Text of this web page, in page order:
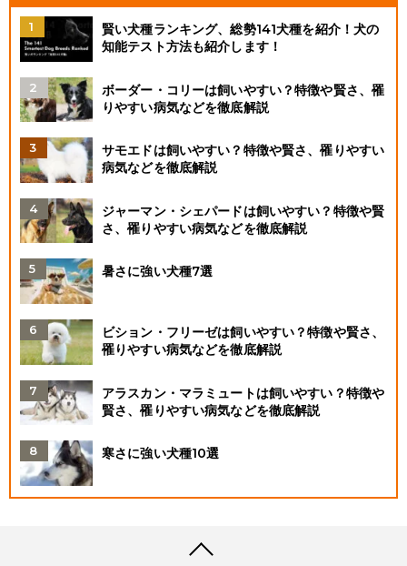
賢い犬種ランキング、総勢141犬種を紹介！犬の
知能テスト方法も紹介します！
ボーダー・コリーは飼いやすい？特徴や賢さ、罹
りやすい病気などを徹底解説
サモエドは飼いやすい？特徴や賢さ、罹りやすい
病気などを徹底解説
ジャーマン・シェパードは飼いやすい？特徴や賢
さ、罹りやすい病気などを徹底解説
暑さに強い犬種7選
ビション・フリーゼは飼いやすい？特徴や賢さ、
罹りやすい病気などを徹底解説
アラスカン・マラミュートは飼いやすい？特徴や
賢さ、罹りやすい病気などを徹底解説
寒さに強い犬種10選